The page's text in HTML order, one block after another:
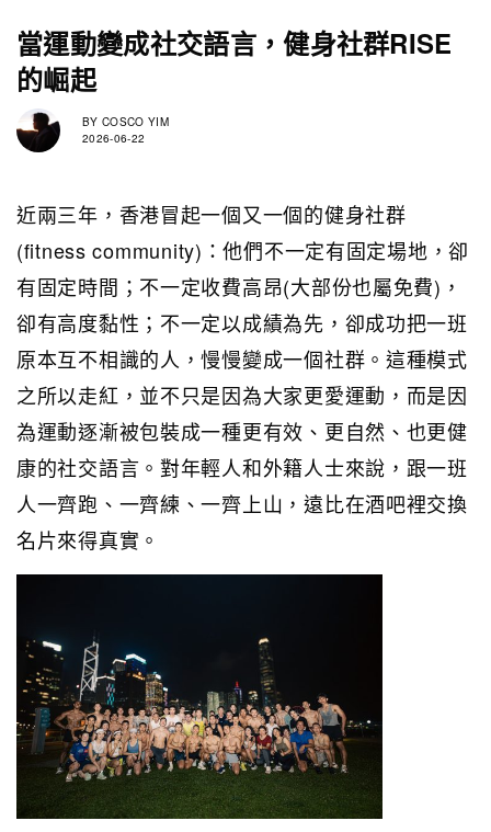
當運動變成社交語言，健身社群RISE
的崛起
BY COSCO YIM
2026-06-22
近兩三年，香港冒起一個又一個的健身社群
(fitness community)：他們不一定有固定場地，卻
有固定時間；不一定收費高昂(大部份也屬免費)，
卻有高度黏性；不一定以成績為先，卻成功把一班
原本互不相識的人，慢慢變成一個社群。這種模式
之所以走紅，並不只是因為大家更愛運動，而是因
為運動逐漸被包裝成一種更有效、更自然、也更健
康的社交語言。對年輕人和外籍人士來說，跟一班
人一齊跑、一齊練、一齊上山，遠比在酒吧裡交換
名片來得真實。